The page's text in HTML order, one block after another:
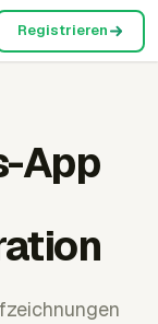
Registrieren
App